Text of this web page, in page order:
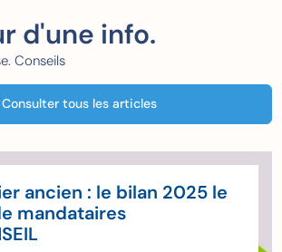
d'une info.
Conseils
Consulter tous les articles
ancien : le bilan 2025 le
mandataires